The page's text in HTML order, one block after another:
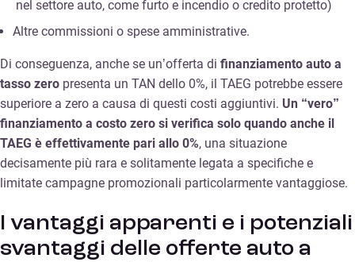
nel settore auto, come furto e incendio o credito protetto)
Altre commissioni o spese amministrative.
Di conseguenza, anche se un’offerta di finanziamento auto a
tasso zero presenta un TAN dello 0%, il TAEG potrebbe essere
superiore a zero a causa di questi costi aggiuntivi. Un “vero”
finanziamento a costo zero si verifica solo quando anche il
TAEG è effettivamente pari allo 0%, una situazione
decisamente più rara e solitamente legata a specifiche e
limitate campagne promozionali particolarmente vantaggiose.
I vantaggi apparenti e i potenziali
svantaggi delle offerte auto a